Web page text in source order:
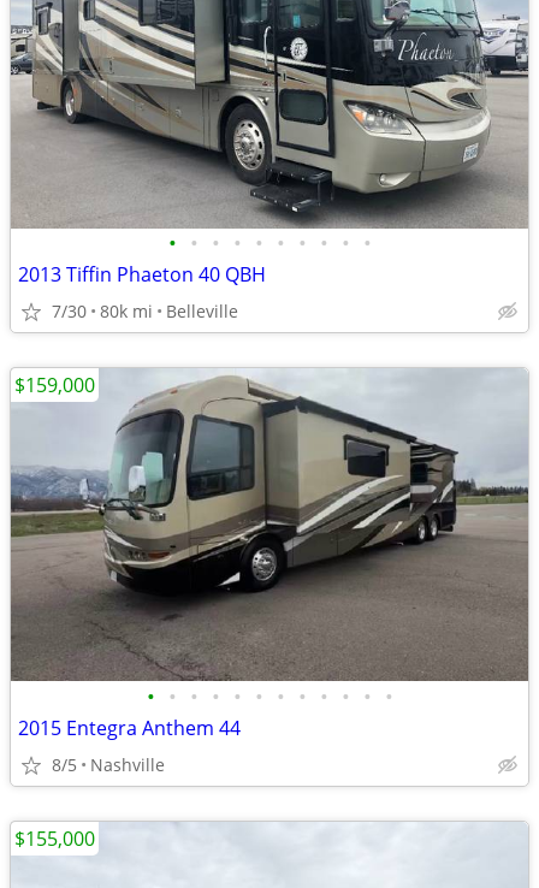
• • • • • • • • • •
2013 Tiffin Phaeton 40 QBH
7/30 80k mi Belleville
• • • • • • • • • • • •
2015 Entegra Anthem 44
8/5 Nashville
$159,000
$155,000